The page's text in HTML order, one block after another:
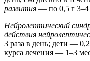
развития — по 0,5 г 3–4
Нейролептический
действия
3 раза в день; дети —
курса лечения — 1–3